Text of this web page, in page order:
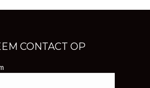
CONTACT OP